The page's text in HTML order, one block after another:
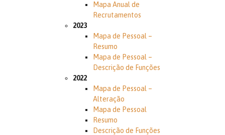
Mapa Anual de
Recrutamentos
2023
Mapa de Pessoal –
Resumo
Mapa de Pessoal –
Descrição de Funções
2022
Mapa de Pessoal –
Alteração
Mapa de Pessoal
Resumo
Descrição de Funções